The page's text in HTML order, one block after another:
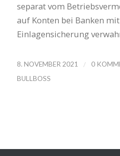
separat vom
auf Konten bei Banken
Einlagensicherung
8. NOVEMBER 2021 / 0
BULLBOSS